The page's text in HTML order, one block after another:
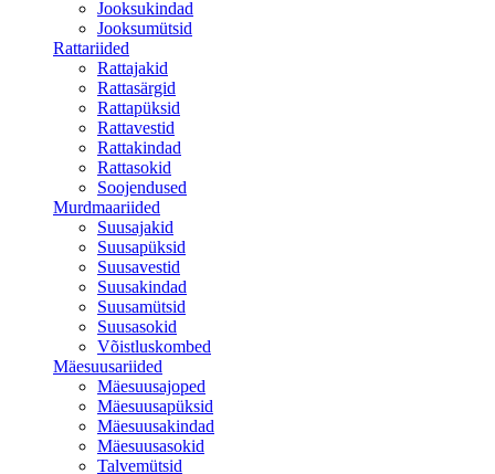
Jooksukindad
Jooksumütsid
Rattariided
Rattajakid
Rattasärgid
Rattapüksid
Rattavestid
Rattakindad
Rattasokid
Soojendused
Murdmaariided
Suusajakid
Suusapüksid
Suusavestid
Suusakindad
Suusamütsid
Suusasokid
Võistluskombed
Mäesuusariided
Mäesuusajoped
Mäesuusapüksid
Mäesuusakindad
Mäesuusasokid
Talvemütsid